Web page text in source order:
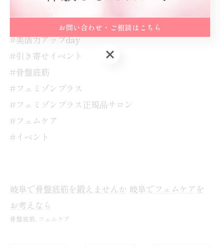
#カピリナリノ
#美活力アップday
#引き寄せイベント
#骨盤底筋
#フェミゾンプラス
#フェミゾンプラス正規品サロン
#フェムケア
#イベント
岐阜で骨盤底筋を鍛えませんか 岐阜でフェムケアを
お考えなら
骨盤底筋 フェムケア
お問い合わせ・ご相談はこちら
お問い合わせ・ご相談はこちら